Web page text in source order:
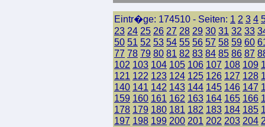
Eintr�ge: 174510 - Seiten: 1 2 3 4
23 24 25 26 27 28 29 30 31 32 33
50 51 52 53 54 55 56 57 58 59 60
77 78 79 80 81 82 83 84 85 86 87
102 103 104 105 106 107 108 109
121 122 123 124 125 126 127 128
140 141 142 143 144 145 146 147
159 160 161 162 163 164 165 166
178 179 180 181 182 183 184 185
197 198 199 200 201 202 203 204